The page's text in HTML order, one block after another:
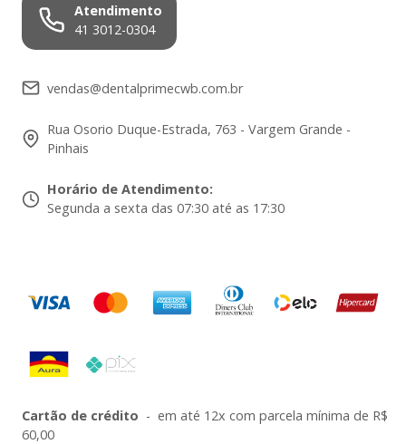
Atendimento
41 3012-0304
vendas@dentalprimecwb.com.br
Rua Osorio Duque-Estrada, 763 - Vargem Grande -
Pinhais
Horário de Atendimento:
Segunda a sexta das 07:30 até as 17:30
Cartão de crédito - em até 12x com parcela mínima de R$
60,00